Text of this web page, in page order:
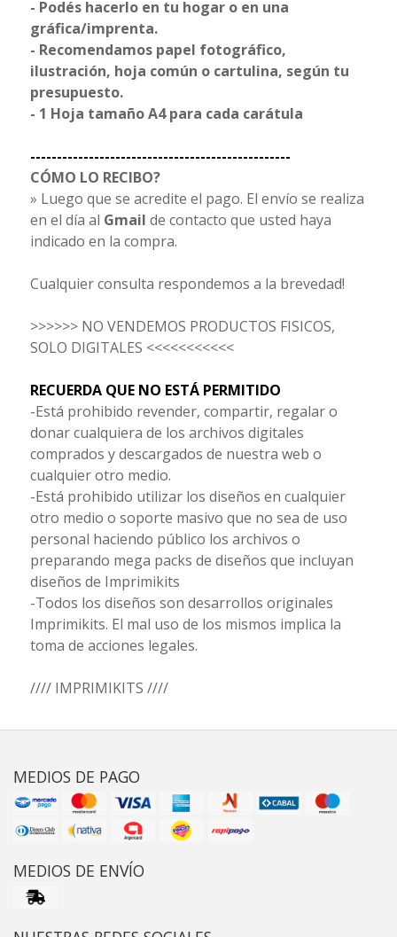
- Podés hacerlo en tu hogar o en una
gráfica/imprenta.
- Recomendamos papel fotográfico,
ilustración, hoja común o cartulina, según tu
presupuesto.
- 1 Hoja tamaño A4 para cada carátula
-------------------------------------------------
CÓMO LO RECIBO?
» Luego que se acredite el pago. El envío se realiza
en el día al Gmail de contacto que usted haya
indicado en la compra.
Cualquier consulta respondemos a la brevedad!
>>>>>> NO VENDEMOS PRODUCTOS FISICOS,
SOLO DIGITALES <<<<<<<<<<<
RECUERDA QUE NO ESTÁ PERMITIDO
-Está prohibido revender, compartir, regalar o
donar cualquiera de los archivos digitales
comprados y descargados de nuestra web o
cualquier otro medio.
-Está prohibido utilizar los diseños en cualquier
otro medio o soporte masivo que no sea de uso
personal haciendo público los archivos o
preparando mega packs de diseños que incluyan
diseños de Imprimikits
-Todos los diseños son desarrollos originales
Imprimikits. El mal uso de los mismos implica la
toma de acciones legales.
//// IMPRIMIKITS ////
MEDIOS DE PAGO
MEDIOS DE ENVÍO